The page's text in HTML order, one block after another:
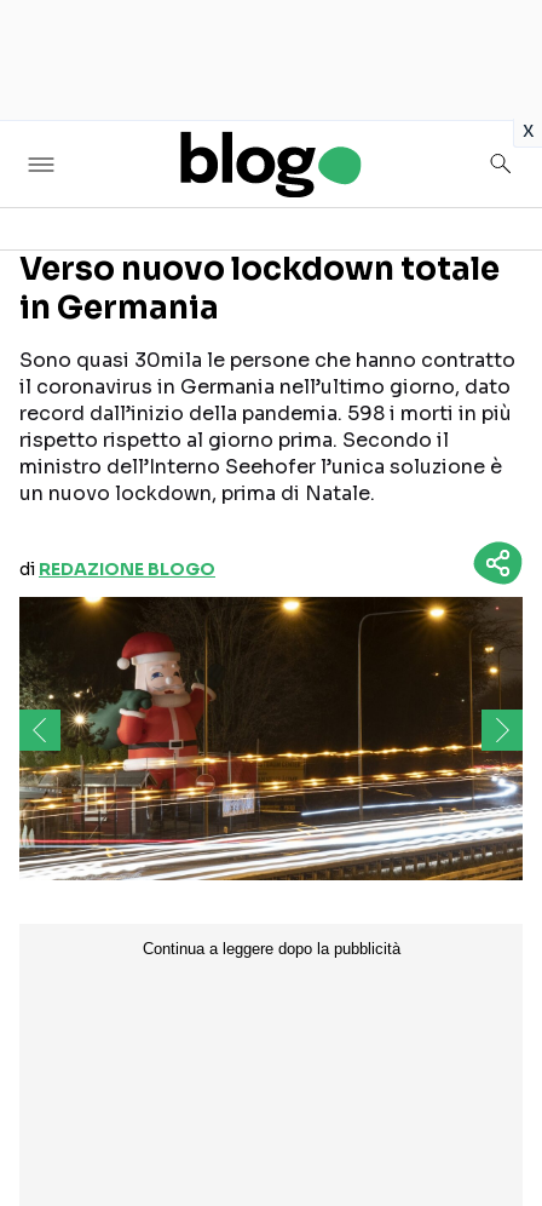
x
Seguici sui social
Verso nuovo lockdown totale
in Germania
Sono quasi 30mila le persone che hanno contratto
il coronavirus in Germania nell’ultimo giorno, dato
record dall’inizio della pandemia. 598 i morti in più
rispetto rispetto al giorno prima. Secondo il
ministro dell’Interno Seehofer l’unica soluzione è
un nuovo lockdown, prima di Natale.
di REDAZIONE BLOGO